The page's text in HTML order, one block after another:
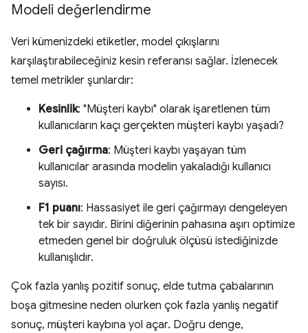
Modeli değerlendirme
Veri kümenizdeki etiketler, model çıkışlarını
karşılaştırabileceğiniz kesin referansı sağlar. İzlenecek
temel metrikler şunlardır:
Kesinlik: "Müşteri kaybı" olarak işaretlenen tüm
kullanıcıların kaçı gerçekten müşteri kaybı yaşadı?
Geri çağırma: Müşteri kaybı yaşayan tüm
kullanıcılar arasında modelin yakaladığı kullanıcı
sayısı.
F1 puanı: Hassasiyet ile geri çağırmayı dengeleyen
tek bir sayıdır. Birini diğerinin pahasına aşırı optimize
etmeden genel bir doğruluk ölçüsü istediğinizde
kullanışlıdır.
Çok fazla yanlış pozitif sonuç, elde tutma çabalarının
boşa gitmesine neden olurken çok fazla yanlış negatif
sonuç, müşteri kaybına yol açar. Doğru denge,